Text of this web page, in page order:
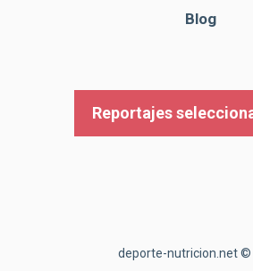
Blog
Reportajes
deporte-nutricion.net ©